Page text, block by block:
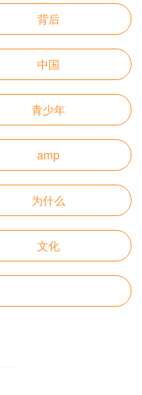
背后
中国
青少年
amp
为什么
文化